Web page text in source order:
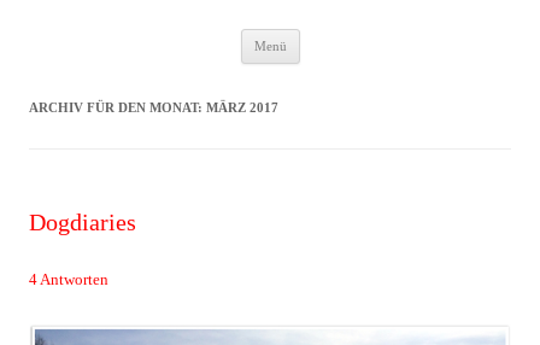
Das Neuste von JWD
Menü
Zum
Inhalt
ARCHIV FÜR DEN MONAT: MÄRZ 2017
Dogdiaries
4 Antworten